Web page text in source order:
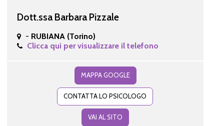
Dott.ssa Barbara Pizzale
- RUBIANA (Torino)
Clicca qui per visualizzare il telefono
MAPPA GOOGLE
CONTATTA LO PSICOLOGO
VAI AL SITO